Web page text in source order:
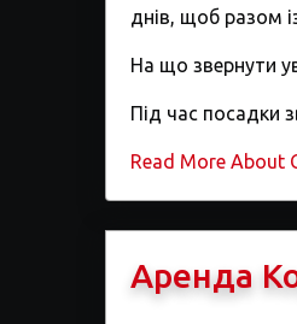
днів, щоб разом
На що звернути
Під час посадки
Read More About
Аренда